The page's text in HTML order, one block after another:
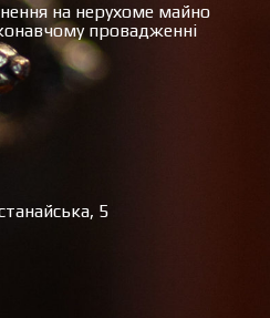
на нерухоме майно
провадженні
5